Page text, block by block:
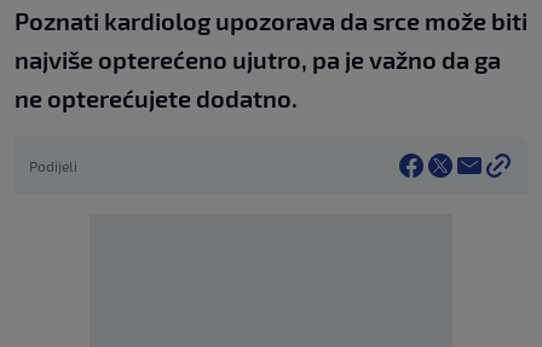
Poznati kardiolog upozorava da srce može biti
najviše opterećeno ujutro, pa je važno da ga
ne opterećujete dodatno.
Podijeli